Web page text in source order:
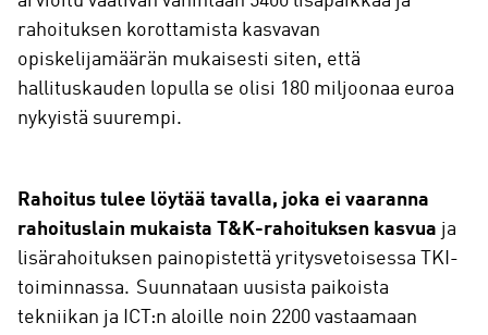
rahoituksen korottamista kasvavan
opiskelijamäärän mukaisesti siten, että
hallituskauden lopulla se olisi 180 miljoonaa euroa
nykyistä suurempi.
Rahoitus tulee löytää tavalla, joka ei vaaranna
rahoituslain mukaista T&K-rahoituksen kasvua ja
lisärahoituksen painopistettä yritysvetoisessa TKI-
toiminnassa. Suunnataan uusista paikoista
tekniikan ja ICT:n aloille noin 2200 vastaamaan